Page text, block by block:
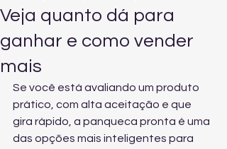
Veja quanto dá para
ganhar e como vender
mais
Se você está avaliando um produto
prático, com alta aceitação e que
gira rápido, a panqueca pronta é uma
das opções mais inteligentes para